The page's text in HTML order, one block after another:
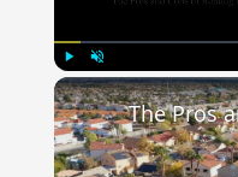
Play Unmute